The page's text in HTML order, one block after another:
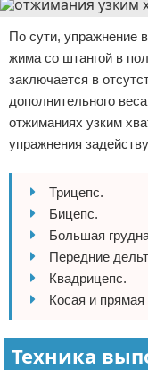
По сути, упражнение
жима со штангой в
заключается в
дополнительного
отжиманиях узким
упражнения
Трицепс.
Бицепс.
Большая
Передние
Квадрицепс.
Косая и
Техника